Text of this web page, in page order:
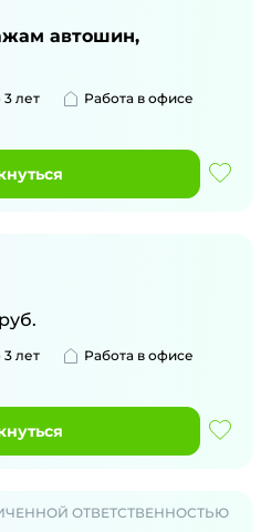
автошин,
3 лет
Работа в офисе
руб.
3 лет
Работа в офисе
ОТВЕТСТВЕННОСТЬЮ